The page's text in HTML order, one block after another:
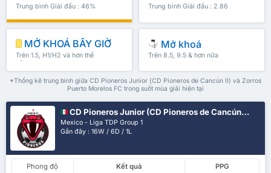
Trung bình Giải đấu : 46% Trung bình Giải đấu : 2.86
MỞ KHOÁ BÂY GIỜ
Trên 1.5, H1/H2 và hơn thế
nữa
Mở khoá
Trên 8.5, 9.5 & hơn nữa
*Thống kê trung bình giữa CD Pioneros Junior (CD Pioneros de Cancún II) và Zorros
Puerto Morelos FC trong suốt mùa giải hiện tại
CD Pioneros Junior (CD Pioneros de Cancún II)
Mexico - Liga TDP Group 1
Gần đây : 16W / 6D / 1L
Phong độ Kết quả
PPG